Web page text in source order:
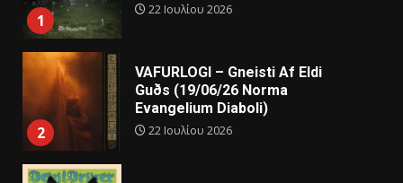
1
22 Ιουλίου 2026
2
VAFURLOGI – Gneisti Af Eldi
Guðs (19/06/26 Norma
Evangelium Diaboli)
22 Ιουλίου 2026